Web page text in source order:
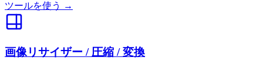
ツールを使う →
画像リサイザー / 圧縮 / 変換